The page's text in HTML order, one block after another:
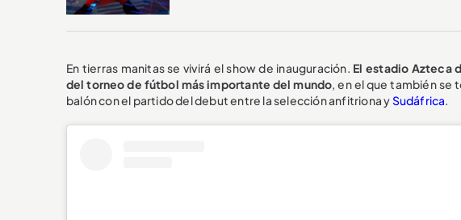
En tierras manitas se vivirá el show de inauguración. El estadio Azteca
del torneo de fútbol más importante del mundo, en el que también se
balón con el partido del debut entre la selección anfitriona ySudáfrica.